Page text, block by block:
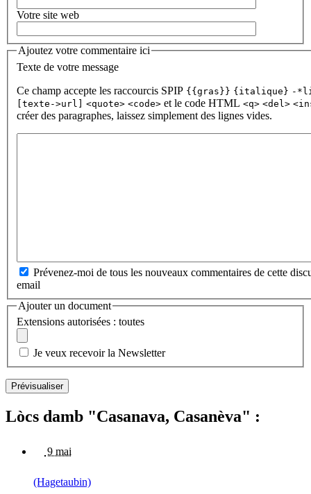
Votre site web
Ajoutez votre commentaire ici
Texte de votre message
Ce champ accepte les raccourcis SPIP {{gras}} {italique} -
[texte->url]
<quote> <code> et le code HTML <q> <del>
créer des paragraphes, laissez simplement des lignes vides.
Prévenez-moi de tous les nouveaux commentaires de cette
email
Ajouter un document
Extensions autorisées : toutes
Je veux recevoir la Newsletter
Lòcs damb "Casanava, Casanèva" :
9 mai
(Hagetaubin)